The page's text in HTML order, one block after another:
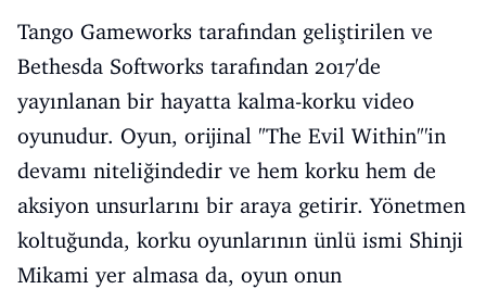
Tango Gameworks tarafından geliştirilen ve
Bethesda Softworks tarafından 2017'de
yayınlanan bir hayatta kalma-korku video
oyunudur. Oyun, orijinal "The Evil Within"'in
devamı niteliğindedir ve hem korku hem de
aksiyon unsurlarını bir araya getirir. Yönetmen
koltuğunda, korku oyunlarının ünlü ismi Shinji
Mikami yer almasa da, oyun onun